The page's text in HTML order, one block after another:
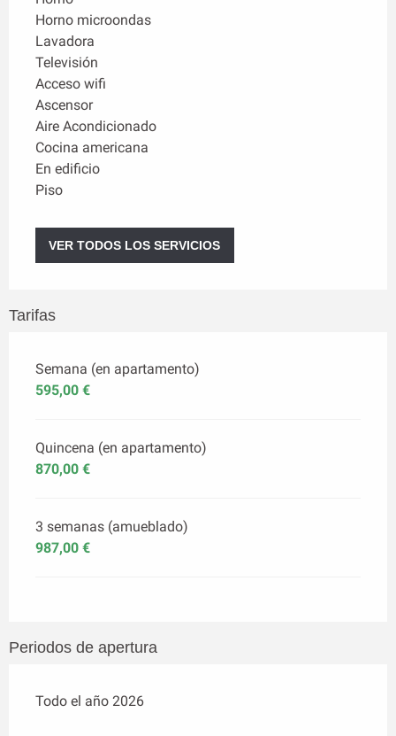
Horno microondas
Lavadora
Televisión
Acceso wifi
Ascensor
Aire Acondicionado
Cocina americana
En edificio
Piso
VER TODOS LOS SERVICIOS
Tarifas
Semana (en apartamento)
595,00 €
Quincena (en apartamento)
870,00 €
3 semanas (amueblado)
987,00 €
Periodos de apertura
Todo el año 2026